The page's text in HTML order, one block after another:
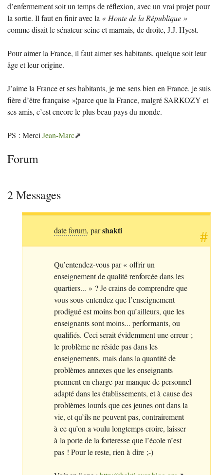
d’enfermement soit un temps de réflexion, avec un vrai projet pour
la sortie. Il faut en finir avec la « Honte de la République »
comme disait le sénateur seine et marnais, de droite, J.J. Hyest.
Pour aimer la France, il faut aimer ses habitants, quelque soit leur
âge et leur origine.
J’aime la France et ses habitants, je me sens bien en France, je suis
fière d’être française »¦parce que la France, malgréSARKOZY et
ses amis, c’est encore le plus beau pays du monde.
PS : Merci Jean-Marc
Forum
2 Messages
#
date forum, parshakti
Qu’entendez-vous par « offrir un
enseignement de qualité renforcée dans les
quartiers... » ? Je crains de comprendre que
vous sous-entendez que l’enseignement
prodigué est moins bon qu’ailleurs, que les
enseignants sont moins... performants, ou
qualifiés. Ceci serait évidemment une erreur ;
le problème ne réside pas dans les
enseignements, mais dans la quantité de
problèmes annexes que les enseignants
prennent en charge par manque de personnel
adapté dans les établissements, et à cause des
problèmes lourds que ces jeunes ont dans la
vie, et qu’ils ne peuvent pas, contrairement
à ce qu’on a voulu longtemps croire, laisser
à la porte de la forteresse que l’école n’est
pas ! Pour le reste, rien à dire ;-)